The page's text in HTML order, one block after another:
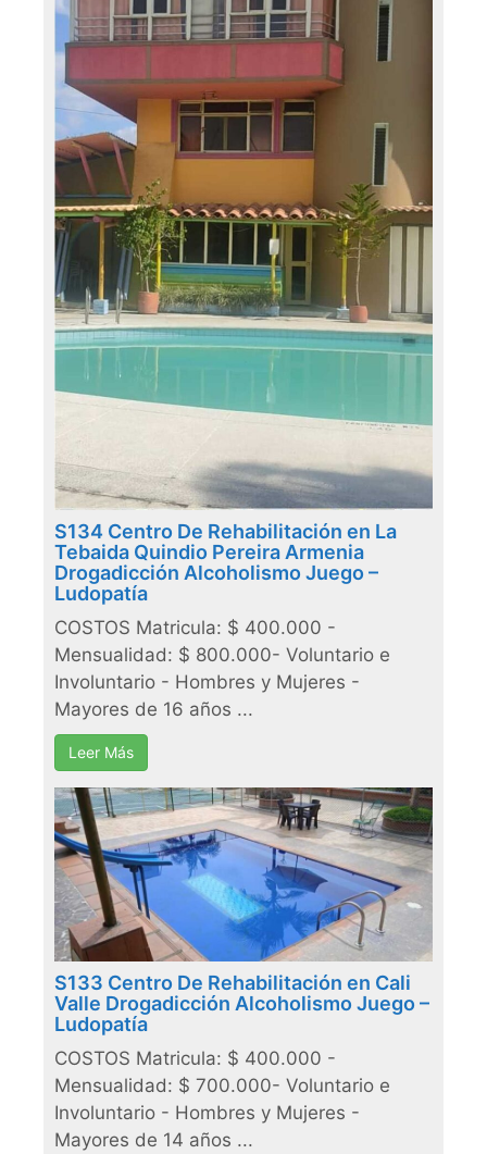
S134 Centro De Rehabilitación en La
Tebaida Quindio Pereira Armenia
Drogadicción Alcoholismo Juego –
Ludopatía
COSTOS Matricula: $ 400.000 -
Mensualidad: $ 800.000- Voluntario e
Involuntario - Hombres y Mujeres -
Mayores de 16 años ...
Leer Más
S133 Centro De Rehabilitación en Cali
Valle Drogadicción Alcoholismo Juego –
Ludopatía
COSTOS Matricula: $ 400.000 -
Mensualidad: $ 700.000- Voluntario e
Involuntario - Hombres y Mujeres -
Mayores de 14 años ...